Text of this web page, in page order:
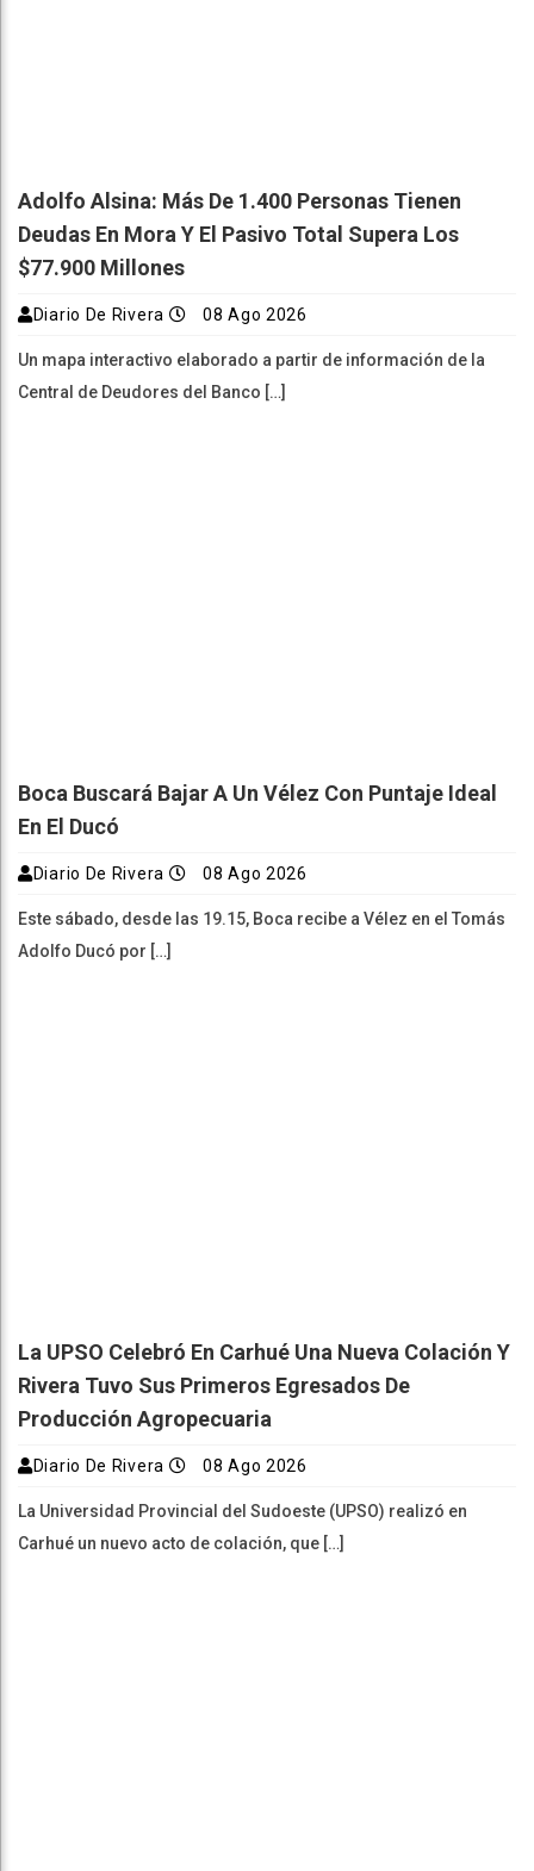
Adolfo Alsina: Más De 1.400 Personas Tienen
Deudas En Mora Y El Pasivo Total Supera Los
$77.900 Millones
Diario De Rivera 08 Ago 2026
Un mapa interactivo elaborado a partir de información de la
Central de Deudores del Banco […]
Boca Buscará Bajar A Un Vélez Con Puntaje Ideal
En El Ducó
Diario De Rivera 08 Ago 2026
Este sábado, desde las 19.15, Boca recibe a Vélez en el Tomás
Adolfo Ducó por […]
La UPSO Celebró En Carhué Una Nueva Colación Y
Rivera Tuvo Sus Primeros Egresados De
Producción Agropecuaria
Diario De Rivera 08 Ago 2026
La Universidad Provincial del Sudoeste (UPSO) realizó en
Carhué un nuevo acto de colación, que […]